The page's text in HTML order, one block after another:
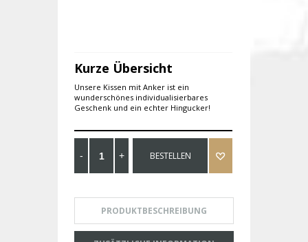
Kurze Übersicht
Unsere Kissen mit Anker ist ein
wunderschönes individualisierbares
Geschenk und ein echter Hingucker!
BESTELLEN
PRODUKTBESCHREIBUNG